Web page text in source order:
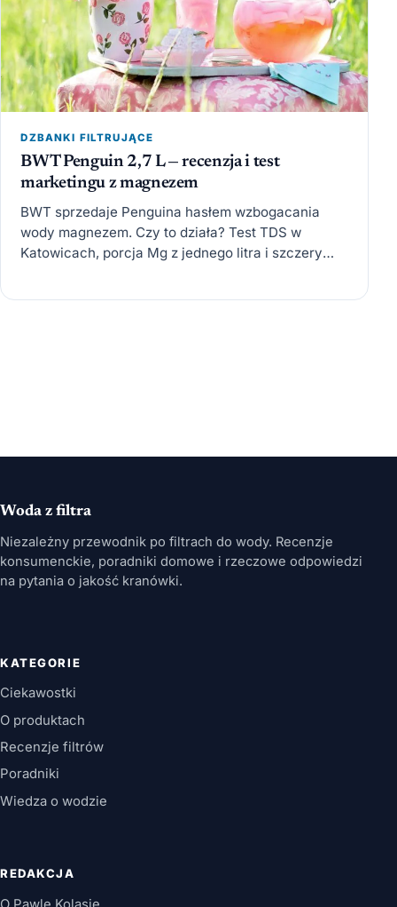
DZBANKI FILTRUJĄCE
BWT Penguin 2,7 L — recenzja i test
marketingu z magnezem
BWT sprzedaje Penguina hasłem wzbogacania
wody magnezem. Czy to działa? Test TDS w
Katowicach, porcja Mg z jednego litra i szczery
Woda z filtra
Niezależny przewodnik po filtrach do wody. Recenzje
konsumenckie, poradniki domowe i rzeczowe odpowiedzi
na pytania o jakość kranówki.
KATEGORIE
Ciekawostki
O produktach
Recenzje filtrów
Poradniki
Wiedza o wodzie
REDAKCJA